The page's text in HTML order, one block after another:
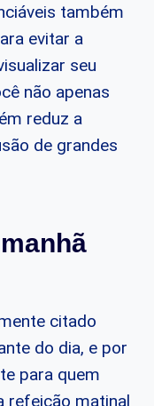
também
evitar a
seu
não apenas
reduz a
de grandes
citado
do dia, e por
para quem
refeição matinal